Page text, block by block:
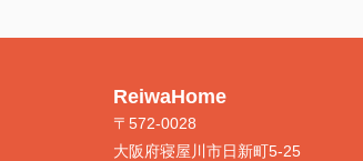
ReiwaHome
〒572-0028
大阪府寝屋川市日新町5-25